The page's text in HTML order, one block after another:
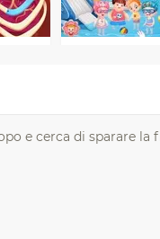
e cerca di sparare